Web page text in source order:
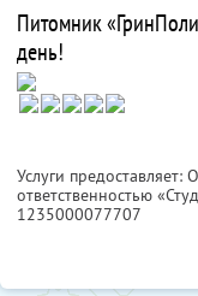
Питомник
день!
Услуги
ответственностью
1235000077707